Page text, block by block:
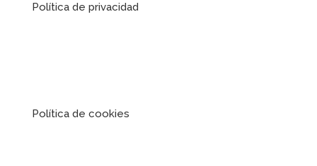
Política de privacidad
Política de cookies